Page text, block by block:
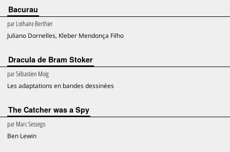
Bacurau
parLothaire Berthier
Juliano Dornelles, Kleber Mendonça Filho
Dracula de Bram Stoker
parSébastien Moig
Les adaptations en bandes dessinées
The Catcher was a Spy
parMarc Sessego
Ben Lewin